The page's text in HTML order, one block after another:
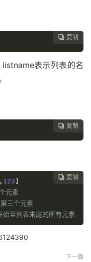
 复制
表示列表的名
 复制
 复制
, 123
元素
三个元素
始至列表末尾的所有元素
下一篇